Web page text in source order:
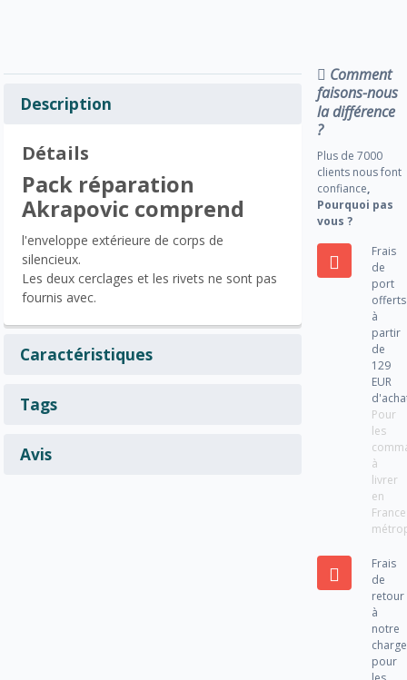
Description
Détails
Pack réparation
Akrapovic comprend
l'enveloppe extérieure de corps de
silencieux.
Les deux cerclages et les rivets ne sont pas
fournis avec.
Caractéristiques
Tags
Avis
Comment
faisons-nous
la différence
?
Plus de 7000
clients nous font
confiance,
Pourquoi pas
vous ?
Frais
de
port
offerts
à
partir
de
129
EUR
Pour
les
à
livrer
en
France
Frais
de
retour
à
notre
charge
pour